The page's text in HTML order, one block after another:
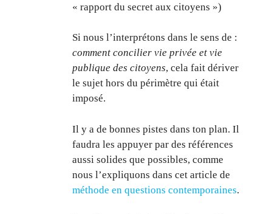
« rapport du secret aux citoyens »)
Si nous l’interprétons dans le sens de :
comment concilier vie privée et vie
publique des citoyens, cela fait dériver
le sujet hors du périmètre qui était
imposé.
Il y a de bonnes pistes dans ton plan. Il
faudra les appuyer par des références
aussi solides que possibles, comme
nous l’expliquons dans cet article de
méthode en questions contemporaines.